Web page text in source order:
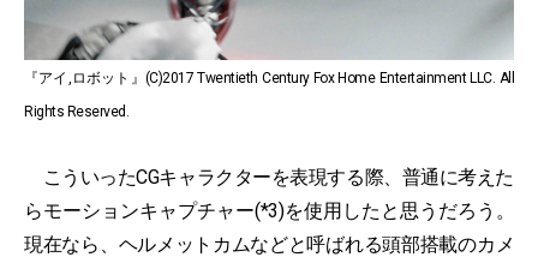
『アイ,ロボット』(C)2017 Twentieth Century Fox Home Entertainment LLC. All
Rights Reserved.
こういったCGキャラクターを表現する際、普通に考えた
らモーションキャプチャー(*3)を使用したと思うだろう。
現在なら、ヘルメットカムなどと呼ばれる頭部搭載のカメ